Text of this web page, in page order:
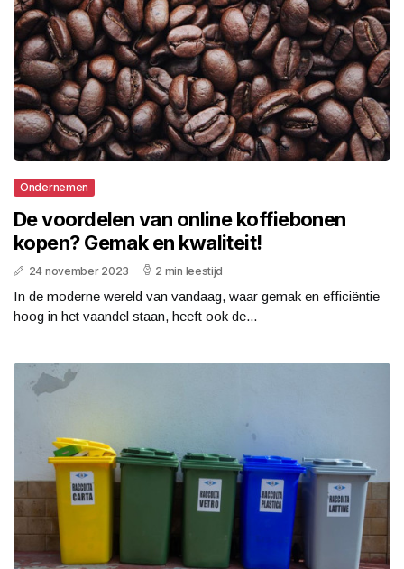
Ondernemen
De voordelen van online koffiebonen
kopen? Gemak en kwaliteit!
24 november 2023 2 min leestijd
In de moderne wereld van vandaag, waar gemak en efficiëntie
hoog in het vaandel staan, heeft ook de...